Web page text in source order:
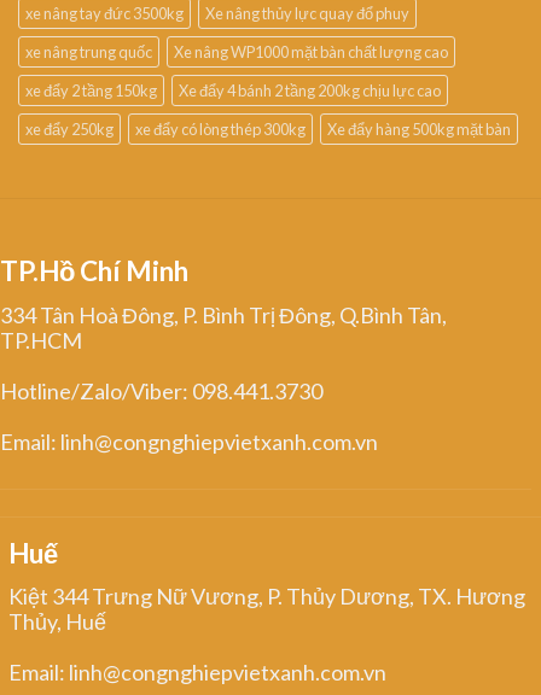
xe nâng tay đức 3500kg
Xe nâng thủy lực quay đổ phuy
xe nâng trung quốc
Xe nâng WP1000 mặt bàn chất lượng cao
xe đẩy 2 tầng 150kg
Xe đẩy 4 bánh 2 tầng 200kg chịu lực cao
xe đẩy 250kg
xe đẩy có lòng thép 300kg Xe đẩy hàng 500kg mặt bàn
TP.Hồ Chí Minh
334 Tân Hoà Đông, P. Bình Trị Đông, Q.Bình Tân,
TP.HCM
Hotline/Zalo/Viber: 098.441.3730
Email: linh@congnghiepvietxanh.com.vn
Huế
Kiệt 344 Trưng Nữ Vương, P. Thủy Dương, TX. Hương
Thủy, Huế
Email: linh@congnghiepvietxanh.com.vn